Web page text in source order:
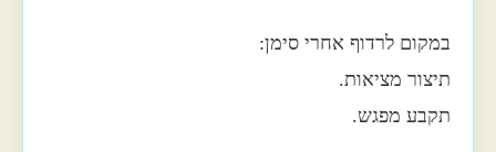
במקום לרדוף אחרי סימן:
תיצור מציאות.
תקבע מפגש.